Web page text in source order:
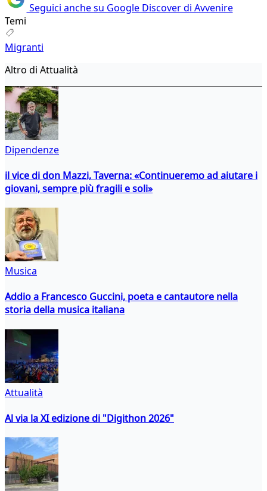
Seguici anche su Google Discover di Avvenire
Temi
Migranti
Altro di Attualità
Dipendenze
il vice di don Mazzi, Taverna: «Continueremo ad aiutare i
giovani, sempre più fragili e soli»
Musica
Addio a Francesco Guccini, poeta e cantautore nella
storia della musica italiana
Attualità
Al via la XI edizione di "Digithon 2026"